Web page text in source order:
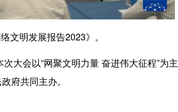
明发展报告2023》。
会以“网聚文明力量 奋进伟大征程”为主
府共同主办。